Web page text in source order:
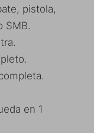
pistola,
SMB.
en 1